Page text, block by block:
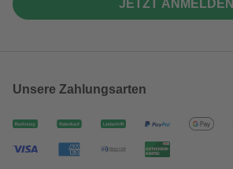
JETZT ANMELDEN
Unsere Zahlungsarten